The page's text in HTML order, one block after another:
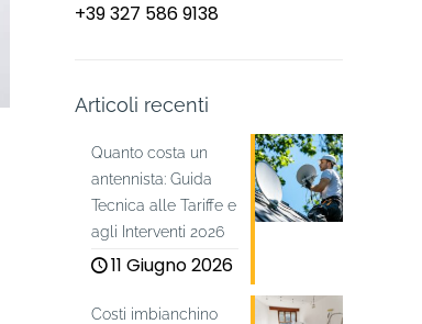
+39 327 586 9138
Articoli recenti
Quanto costa un
antennista: Guida
Tecnica alle Tariffe e
agli Interventi 2026
11 Giugno 2026
Costi imbianchino